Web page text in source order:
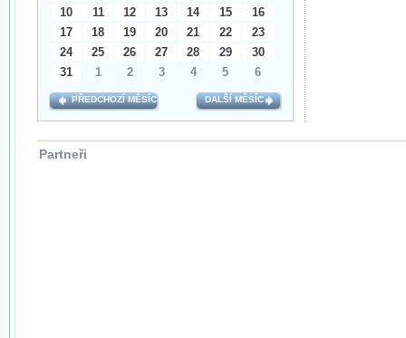
10
11 12 13 14 15
16
17
18 19 20 21 22
23
24
25 26 27 28 29
30
31
1 2 3 4 5 6
PŘEDCHOZÍ MĚSÍC DALŠÍ MĚSÍC
Partneři